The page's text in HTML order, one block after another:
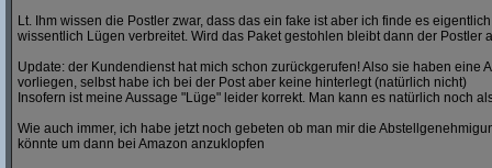
Lt. Ihm wissen die Postler zwar, dass das ein fake ist aber ich finde es
wissentlich Lügen verbreitet. Wird das Paket gestohlen bleibt dann der Postler
Update: der Kundendienst hat mich schon zurückgerufen! Also sie haben eine
vorliegen, selbst habe ich bei der Post aber keine hinterlegt (natürlich nicht)
Insofern ist meine Aussage "Lüge" leider korrekt. Man kann es natürlich noch
Wie auch immer, ich habe jetzt noch gebeten ob man mir die
könnte um dann bei Amazon anzuklopfen